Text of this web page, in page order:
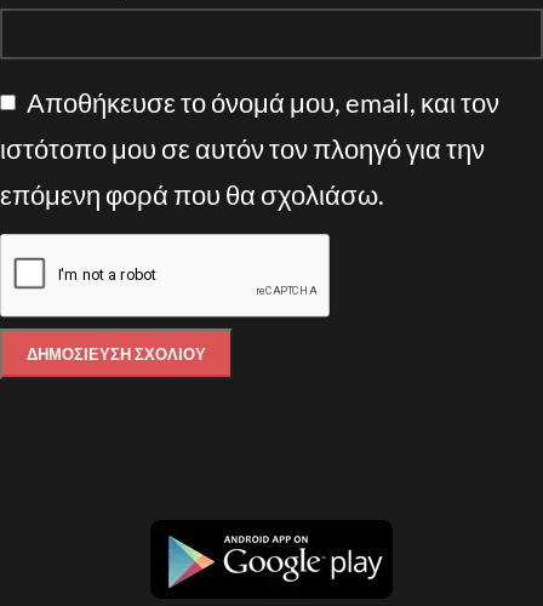
Αποθήκευσε το όνομά μου, email, και τον
ιστότοπο μου σε αυτόν τον πλοηγό για την
επόμενη φορά που θα σχολιάσω.